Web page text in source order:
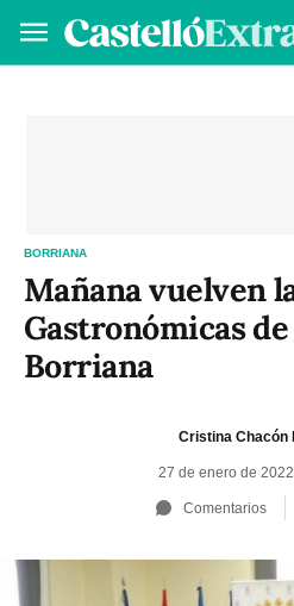
BORRIANA
Mañana vuelven
Gastronómicas
Borriana
Cristina Chacón
27 de enero de
Comentarios